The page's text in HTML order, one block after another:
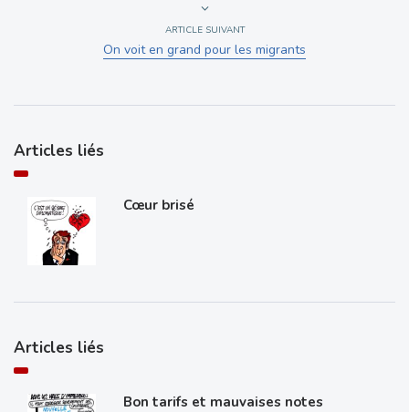
ARTICLE SUIVANT
On voit en grand pour les migrants
Articles liés
Cœur brisé
Articles liés
Bon tarifs et mauvaises notes